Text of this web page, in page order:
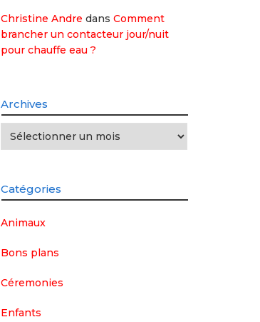
Christine Andre dans Comment
brancher un contacteur jour/nuit
pour chauffe eau ?
Archives
Archives
Catégories
Animaux
Bons plans
Céremonies
Enfants